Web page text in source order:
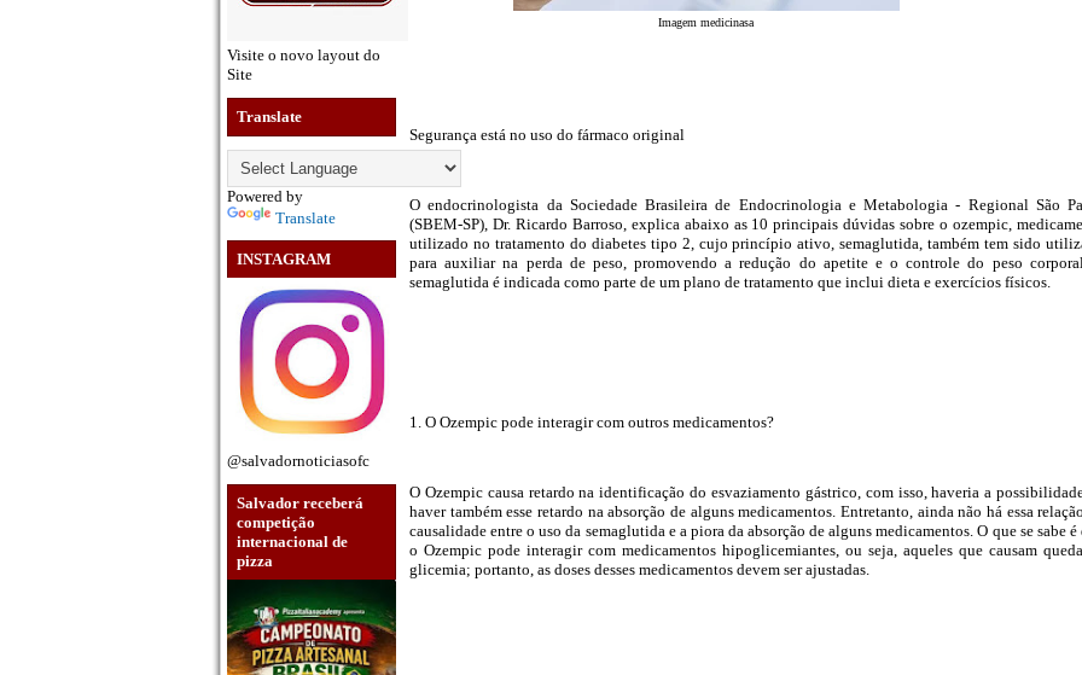
Visite o novo layout do
Site
Translate
Powered by
Translate
INSTAGRAM
@salvadornoticiasofc
Salvador receberá
competição
internacional de
pizza
Imagem medicinasa
Segurança está no uso do fármaco original
O endocrinologista da Sociedade Brasileira de Endocrinologia e Metabologia - Regional São
(SBEM-SP), Dr. Ricardo Barroso, explica abaixo as 10 principais dúvidas sobre o ozempic,
utilizado no tratamento do diabetes tipo 2, cujo princípio ativo, semaglutida, também tem sido
para auxiliar na perda de peso, promovendo a redução do apetite e o controle do peso
semaglutida é indicada como parte de um plano de tratamento que inclui dieta e exercícios físicos.
1. O Ozempic pode interagir com outros medicamentos?
O Ozempic causa retardo na identificação do esvaziamento gástrico, com isso, haveria a
haver também esse retardo na absorção de alguns medicamentos. Entretanto, ainda não há essa
causalidade entre o uso da semaglutida e a piora da absorção de alguns medicamentos. O que se sabe é
o Ozempic pode interagir com medicamentos hipoglicemiantes, ou seja, aqueles que causam
glicemia; portanto, as doses desses medicamentos devem ser ajustadas.